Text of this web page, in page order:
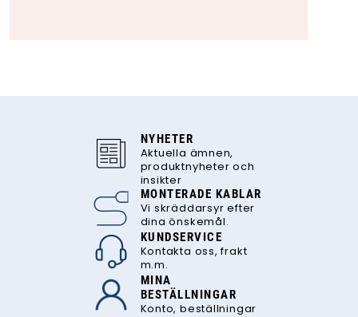
NYHETER
Aktuella ämnen,
produktnyheter och
insikter
MONTERADE KABLAR
Vi skräddarsyr efter
dina önskemål.
KUNDSERVICE
Kontakta oss, frakt
m.m.
MINA
BESTÄLLNINGAR
Konto, beställningar